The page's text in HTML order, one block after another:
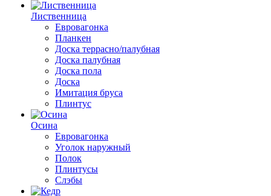
Лиственница
Евровагонка
Планкен
Доска террасно/палубная
Доска палубная
Доска пола
Доска
Имитация бруса
Плинтус
Осина
Евровагонка
Уголок наружный
Полок
Плинтусы
Слэбы